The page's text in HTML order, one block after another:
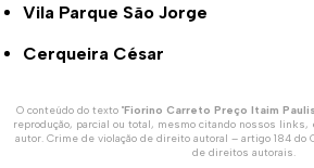
Vila Parque São Jorge
Cerqueira César
O conteúdo do texto "Fiorino Carreto Preço Itaim
reprodução, parcial ou total, mesmo citando nossos links,
autor. Crime de violação de direito autoral – artigo 184 do
de direitos autorais.